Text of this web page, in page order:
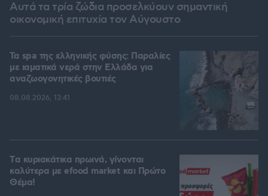
Αυτά τα τρία ζώδια προσελκύουν σημαντική
οικονομική επιτυχία τον Αύγουστο
Τα spa της ελληνικής φύσης: Παραλίες
με ιαματικά νερά στην Ελλάδα για
αναζωογονητικές βουτιές
08.08.2026, 13:41
Tα κυριακάτικα πρωινά, γίνονται
καλύτερα με efood market και Πρώτο
Θέμα!